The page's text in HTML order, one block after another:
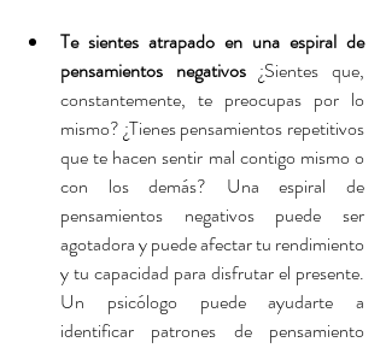
Te sientes atrapado en una espiral de
pensamientos negativos ¿Sientes que,
constantemente, te preocupas por lo
mismo? ¿Tienes pensamientos repetitivos
que te hacen sentir mal contigo mismo o
con los demás? Una espiral de
pensamientos negativos puede ser
agotadora y puede afectar tu rendimiento
y tu capacidad para disfrutar el presente.
Un psicólogo puede ayudarte a
identificar patrones de pensamiento